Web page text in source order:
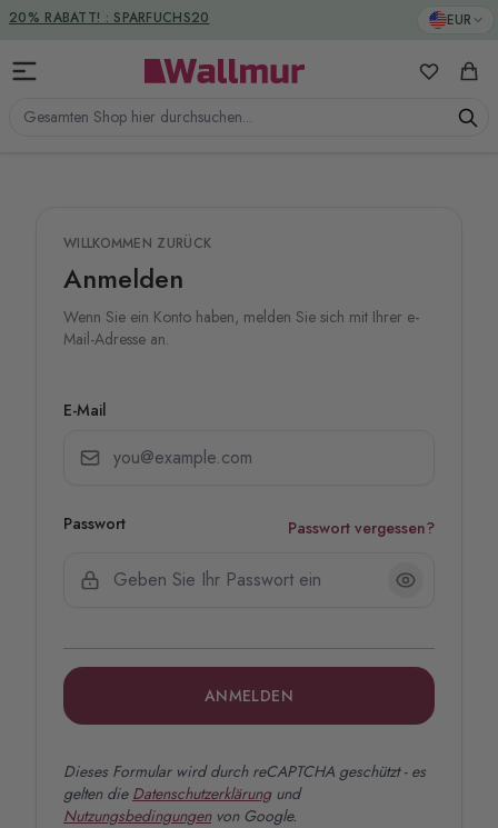
Zum Inhalt springen EUR
Gesamten Shop hier durchsuchen...
Meine
20% RABATT! : SPARFUCHS20
VERSANDKOSTENFREI
WILLKOMMEN ZURÜCK
Anmelden
Wenn Sie ein Konto haben, melden Sie sich mit Ihrer e-
Mail-Adresse an.
E-Mail
Passwort Passwort vergessen?
ANMELDEN
Dieses Formular wird durch reCAPTCHA geschützt - es
gelten die Datenschutzerklärungund
Nutzungsbedingungenvon Google.